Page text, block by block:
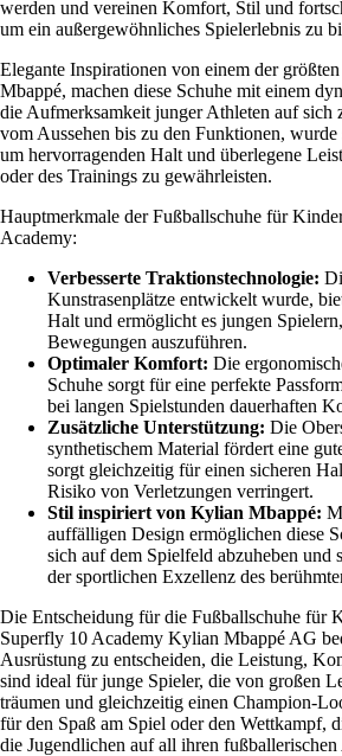
werden und vereinen Komfort, Stil und
um ein außergewöhnliches Spielerlebnis zu
Elegante Inspirationen von einem der
Mbappé, machen diese Schuhe mit einem
die Aufmerksamkeit junger Athleten auf sich
vom Aussehen bis zu den Funktionen,
um hervorragenden Halt und überlegene
oder des Trainings zu gewährleisten.
Hauptmerkmale der Fußballschuhe für
Academy:
Verbesserte Traktionstechnologie:
Kunstrasenplätze entwickelt wurde,
Halt und ermöglicht es jungen
Bewegungen auszuführen.
Optimaler Komfort: Die
Schuhe sorgt für eine perfekte
bei langen Spielstunden dauerhaften
Zusätzliche Unterstützung: Die
synthetischem Material fördert eine
sorgt gleichzeitig für einen sicheren
Risiko von Verletzungen verringert.
Stil inspiriert von Kylian Mbappé:
auffälligen Design ermöglichen diese
sich auf dem Spielfeld abzuheben und
der sportlichen Exzellenz des
Die Entscheidung für die Fußballschuhe für
Superfly 10 Academy Kylian Mbappé AG
Ausrüstung zu entscheiden, die Leistung,
sind ideal für junge Spieler, die von großen
träumen und gleichzeitig einen Champion-
für den Spaß am Spiel oder den Wettkampf,
die Jugendlichen auf all ihren